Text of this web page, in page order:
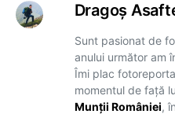
Dragoş
Sunt pasionat de
anului următor am
Îmi plac
momentul de față
Munții României,